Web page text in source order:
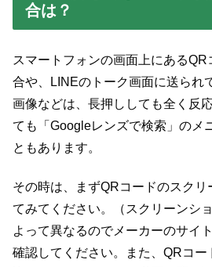
合は？
スマートフォンの画面上にある
合や、LINEのトーク画面に送られ
画像などは、長押ししても全く反
ても「Googleレンズで検索」のメ
ともあります。
その時は、まずQRコードのスクリ
てみてください。（スクリーンシ
よって異なるのでメーカーのサイ
確認してください。また、QRコー